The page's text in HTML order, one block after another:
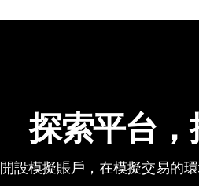
探索平台
開設模擬賬戶，在模擬交易的